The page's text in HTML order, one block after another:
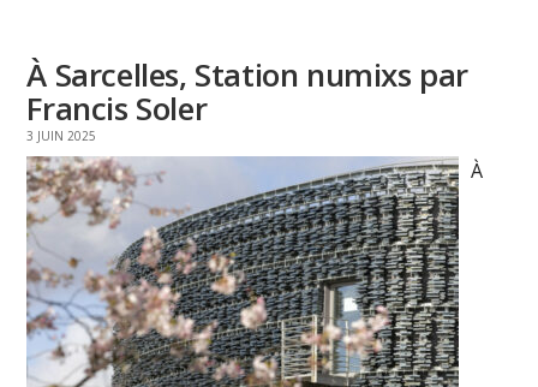
À Sarcelles, Station numixs par
Francis Soler
3 JUIN 2025
À